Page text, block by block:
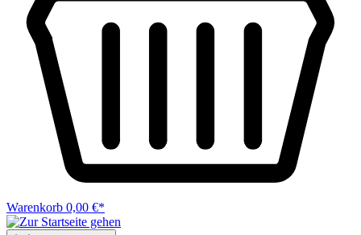
Warenkorb 0,00 €*